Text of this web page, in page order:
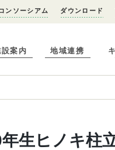
ンソーシアム ダウンロード
案内 地域連携
生ヒノキ柱